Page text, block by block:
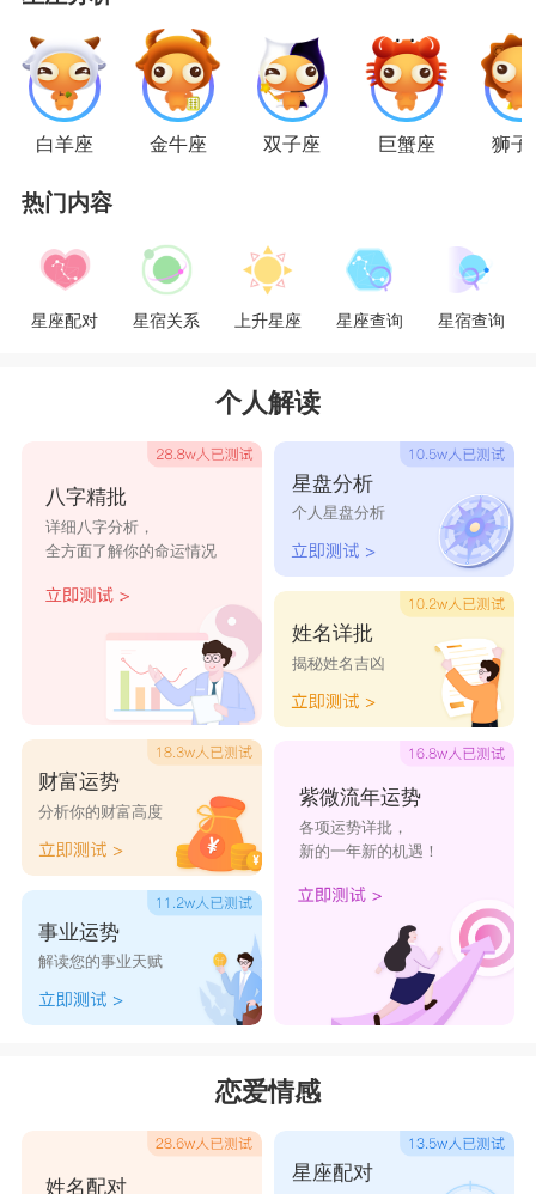
狮子座
狮子座
的男生具有王者风范，他们的占有欲很
强，所以他们的内心往往会产生很强的自信心，同
时也有着很强的自尊心，如果你对他爱答不理的，
经历了这一个阶段之后，他们就会主动出击，经常
出现在你的生活中。
白羊座 金牛座 双子座 巨蟹座 狮子
热门内容
星座配对 星宿关系 上升星座 星座查询 星宿查询
个人解读
八字精批
详细八字分析，
全方面了解你的命运情况
财富运势
分析你的财富高度
事业运势
解读您的事业天赋
星盘分析
个人星盘分析
姓名详批
揭秘姓名吉凶
紫微流年运势
各项运势详批，
新的一年新的机遇！
恋爱情感
姓名配对
星座配对